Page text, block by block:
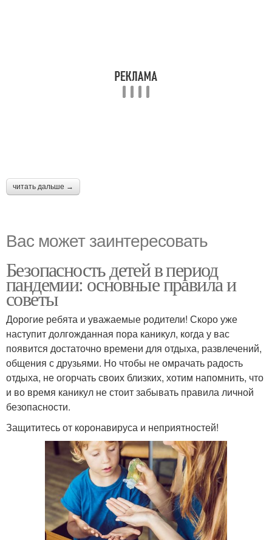
читать дальше →
Вас может заинтересовать
Безопасность детей в период
пандемии: основные правила и
советы
Дорогие ребята и уважаемые родители! Скоро уже
наступит долгожданная пора каникул, когда у вас
появится достаточно времени для отдыха, развлечений,
общения с друзьями. Но чтобы не омрачать радость
отдыха, не огорчать своих близких, хотим напомнить, что
и во время каникул не стоит забывать правила личной
безопасности.
Защититесь от коронавируса и неприятностей!